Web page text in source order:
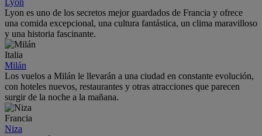
Lyon es uno de los secretos mejor guardados de Francia y ofrece
una comida excepcional, una cultura fantástica, un clima maravilloso
y una historia fascinante.
Italia
Milán
Los vuelos a Milán le llevarán a una ciudad en constante evolución,
con hoteles nuevos, restaurantes y otras atracciones que parecen
surgir de la noche a la mañana.
Francia
Niza